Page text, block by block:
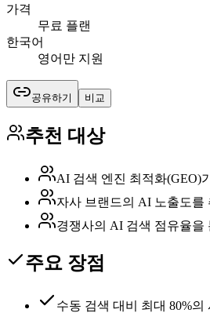
가격
무료 플랜
한국어
영어만 지원
공유하기 비교
추천 대상
AI 검색 엔진 최적화(GEO)
자사 브랜드의 AI 노출도를
경쟁사의 AI 검색 점유율을
주요 장점
수동 검색 대비 최대 80%의